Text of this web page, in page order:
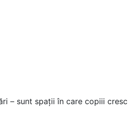
– sunt spații în care copiii